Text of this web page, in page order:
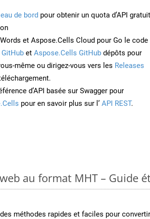
de bord pour obtenir un quota d’API gratuit
et Aspose.Cells Cloud pour Go le code
et Aspose.Cells GitHub dépôts pour
même ou dirigez-vous vers les Releases
d’API basée sur Swagger pour
pour en savoir plus sur l’ API REST.
au format MHT – Guide
méthodes rapides et faciles pour convertir